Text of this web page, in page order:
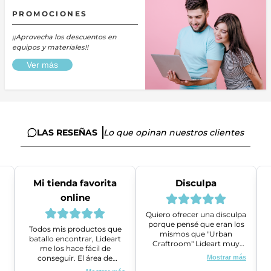
PROMOCIONES
¡¡Aprovecha los descuentos en
equipos y materiales!!
Ver más
LAS RESEÑAS Lo que opinan nuestros clientes
Mi tienda favorita
online
Todos mis productos que
batallo encontrar, Lideart
me los hace fácil de
conseguir. El área de
ventas es super amable y
Disculpa
Quiero ofrecer una disculpa
porque pensé que eran los
mismos que "Urban
Craftroom" Lideart muy
amables me ayudaron a
gestionar un problema que
Mostrar más